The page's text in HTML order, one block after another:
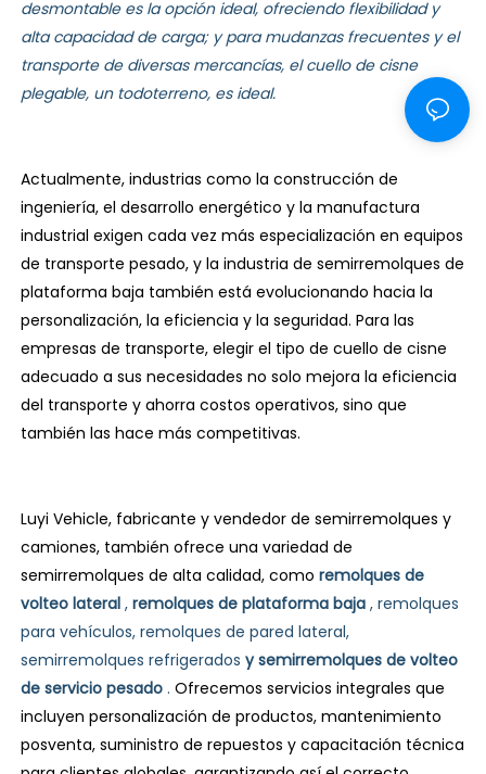
desmontable es la opción ideal, ofreciendo flexibilidad y
alta capacidad de carga; y para mudanzas frecuentes y el
transporte de diversas mercancías, el cuello de cisne
plegable, un todoterreno, es ideal.
Actualmente, industrias como la construcción de
ingeniería, el desarrollo energético y la manufactura
industrial exigen cada vez más especialización en equipos
de transporte pesado, y la industria de semirremolques de
plataforma baja también está evolucionando hacia la
personalización, la eficiencia y la seguridad. Para las
empresas de transporte, elegir el tipo de cuello de cisne
adecuado a sus necesidades no solo mejora la eficiencia
del transporte y ahorra costos operativos, sino que
también las hace más competitivas.
Luyi Vehicle, fabricante y vendedor de semirremolques y
camiones, también ofrece una variedad de
semirremolques de alta calidad, como remolques de
volteo lateral ,remolques de plataforma baja , remolques
para vehículos, remolques de pared lateral,
semirremolques refrigeradosy semirremolques de volteo
de servicio pesado . Ofrecemos servicios integrales que
incluyen personalización de productos, mantenimiento
posventa, suministro de repuestos y capacitación técnica